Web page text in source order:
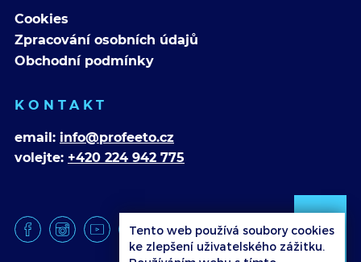
Cookies
Zpracování osobních údajů
Obchodní podmínky
KONTAKT
email: info@profeeto.cz
volejte: +420 224 942 775
Tento web používá soubory cookies
ke zlepšení uživatelského zážitku.